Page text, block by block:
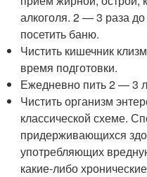
алкоголя. 2 — 3 раза
посетить баню.
Чистить кишечник
время подготовки.
Ежедневно пить 2 — 3
Чистить организм
классической схеме.
придерживающихся
употребляющих
какие-либо